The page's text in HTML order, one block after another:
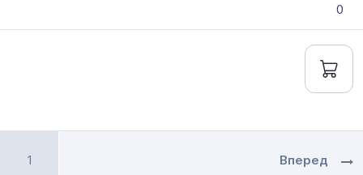
0
1 Вперед